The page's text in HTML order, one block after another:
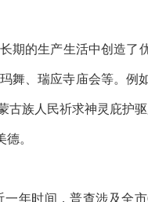
的生产生活中创造
、瑞应寺庙会等。例
族人民祈求神灵庇护
。
时间，普查涉及全市